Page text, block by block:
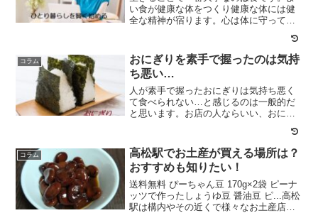
い食が健康な体をつくり健康な体には健
全な精神が宿ります。心は体に守っても
一人暮らしを始める前にミニマリズムの
考え方を取り入れることをおすすめしま
す。必要なものだけを厳選...
コラム
おにぎりを素手で握ったのは気持
ち悪い…
人が素手で握ったおにぎりは気持ち悪く
て食べられない…と感じるのは一般的だ
と思います。お店の人ならいい、おにぎ
か多少の違いはあるし全く気にしない人
もいます。多くの人は少しでもさわった
らいや、というより素手で...
コラム
高松駅でお土産が買える場所は？
おすすめも知りたい！
送料無料 ぴーちゃん豆 170g×2袋 ピーナ
ッツで作ったしょうゆ豆 醤油豆 ピ...高松
駅は構内やその近くで様々なお土産店が